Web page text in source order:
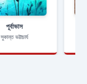
পূর্বাভাস
সুকান্ত ভট্টাচার্য